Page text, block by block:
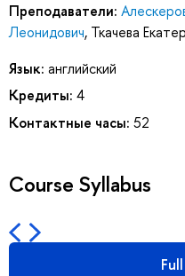
Преподаватели:
Леонидович, Ткачева
Язык: английский
Кредиты: 4
Контактные часы: 52
Course Syllabus